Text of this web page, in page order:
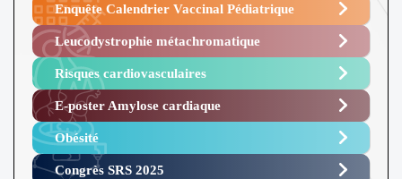
Enquête Calendrier Vaccinal Pédiatrique
Leucodystrophie métachromatique
Risques cardiovasculaires
E-poster Amylose cardiaque ​
Obésité ​
Congrès SRS 2025 ​